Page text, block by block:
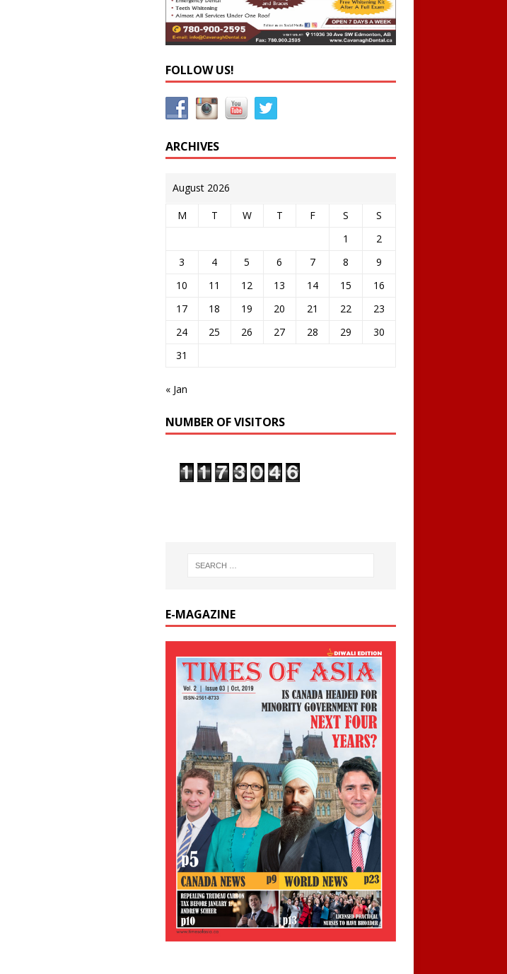
FOLLOW US!
ARCHIVES
August 2026
M T W T F S
S
1
2
3
4 5 6 7 8
9
10
11 12 13 14 15
16
17
18 19 20 21 22
23
24
25 26 27 28 29
30
31
« Jan
NUMBER OF VISITORS
E-MAGAZINE